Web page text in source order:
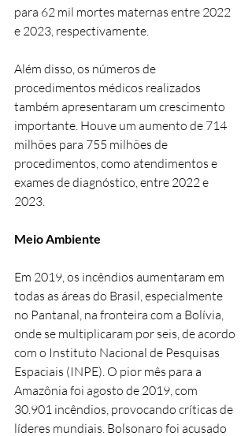
para 62 mil mortes maternas entre 2022
e 2023, respectivamente.
Além disso, os números de
procedimentos médicos realizados
também apresentaram um crescimento
importante. Houve um aumento de 714
milhões para 755 milhões de
procedimentos, como atendimentos e
exames de diagnóstico, entre 2022 e
2023.
Meio Ambiente
Em 2019, os incêndios aumentaram em
todas as áreas do Brasil, especialmente
no Pantanal, na fronteira com a Bolívia,
onde se multiplicaram por seis, de acordo
com o Instituto Nacional de Pesquisas
Espaciais (INPE). O pior mês para a
Amazônia foi agosto de 2019, com
30.901 incêndios, provocando críticas de
líderes mundiais. Bolsonaro foi acusado